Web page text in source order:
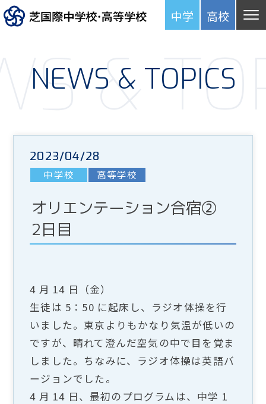
中学 高校
&
NEWS & TOPICS
2023/04/28
中学校 高等学校
オリエンテーション合宿②
2日目
4 月 14 日（金）
生徒は 5：50 に起床し、ラジオ体操を行
いました。東京よりもかなり気温が低いの
ですが、晴れて澄んだ空気の中で目を覚ま
しました。ちなみに、ラジオ体操は英語バ
ージョンでした。
4 月 14 日、最初のプログラムは、中学 1